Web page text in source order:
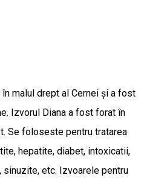
malul drept al Cernei şi a fost
Izvorul Diana a fost forat în
Se foloseste pentru tratarea
hepatite, diabet, intoxicatii,
etc. Izvoarele pentru